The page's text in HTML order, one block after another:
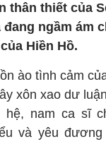
thân thiết của
ngầm ám
Hiền Hồ.
ào tình cảm
xôn xao dư
hệ, nam ca sĩ
và yêu đương